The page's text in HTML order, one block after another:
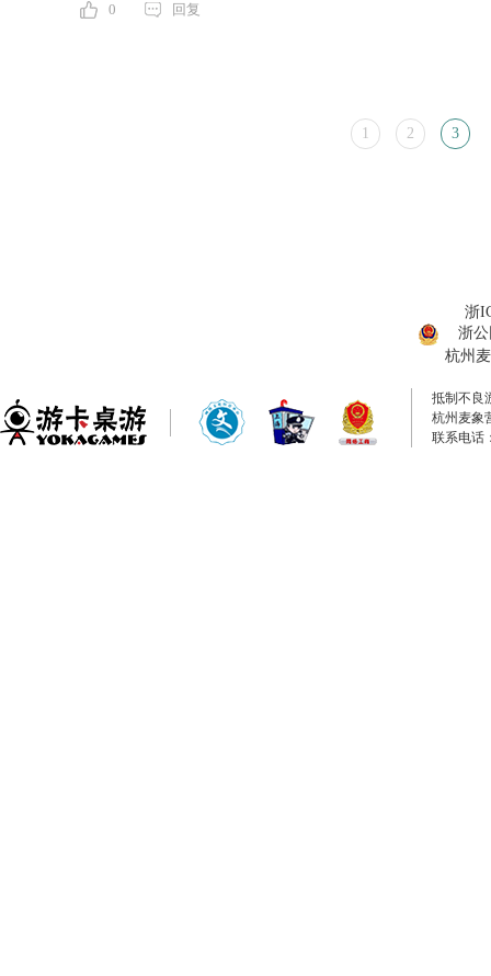
0 回复
1 2 3
浙
浙公
杭州
抵制不良
杭州麦象
联系电话